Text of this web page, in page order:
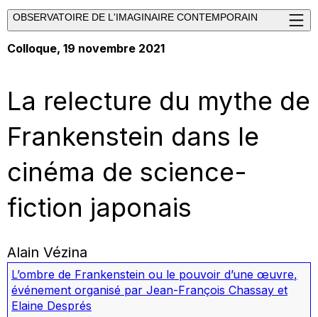
OBSERVATOIRE DE L'IMAGINAIRE CONTEMPORAIN
Colloque, 19 novembre 2021
La relecture du mythe de
Frankenstein dans le
cinéma de science-
fiction japonais
Alain Vézina
L’ombre de Frankenstein ou le pouvoir d’une œuvre,
événement organisé par Jean-François Chassay et
Elaine Després